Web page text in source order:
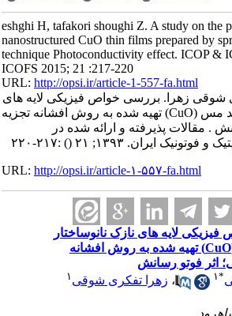
eshghi H, tafakori shoughi Z. A study on the
nanostructured CuO thin films prepared by
technique Photoconductivity effect. ICOP
ICOFS 2015; 21 :217-220
URL:http://opsi.ir/article-1-557-fa.html
زهرا. بررسی خواص فیزیکی لایه های
نازک نانوساختار اکسید مس (CuO) تهیه شده به روش افشانه تجزیه
. مقالات پذیرفته و ارائه شده در
ایران. ۱۳۹۳; ۲۱
() :۲۱۷-۲۲۰
URL:http://opsi.ir/article-۱-۵۵۷-fa.html
لایه های نازک نانوساختار
اکسید مس (CuO) تهیه شده به روش افشانه
اثر فوتو رسانش
۱ ،زهرا تفکری شوقی